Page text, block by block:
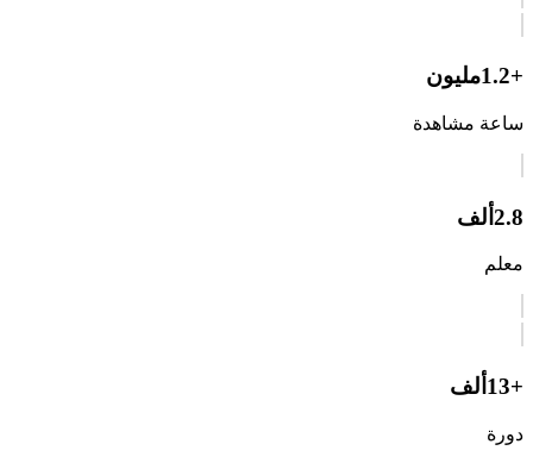
+1.2 مليون
ساعة مشاهدة
2.8 ألف
معلم
+13 ألف
دورة